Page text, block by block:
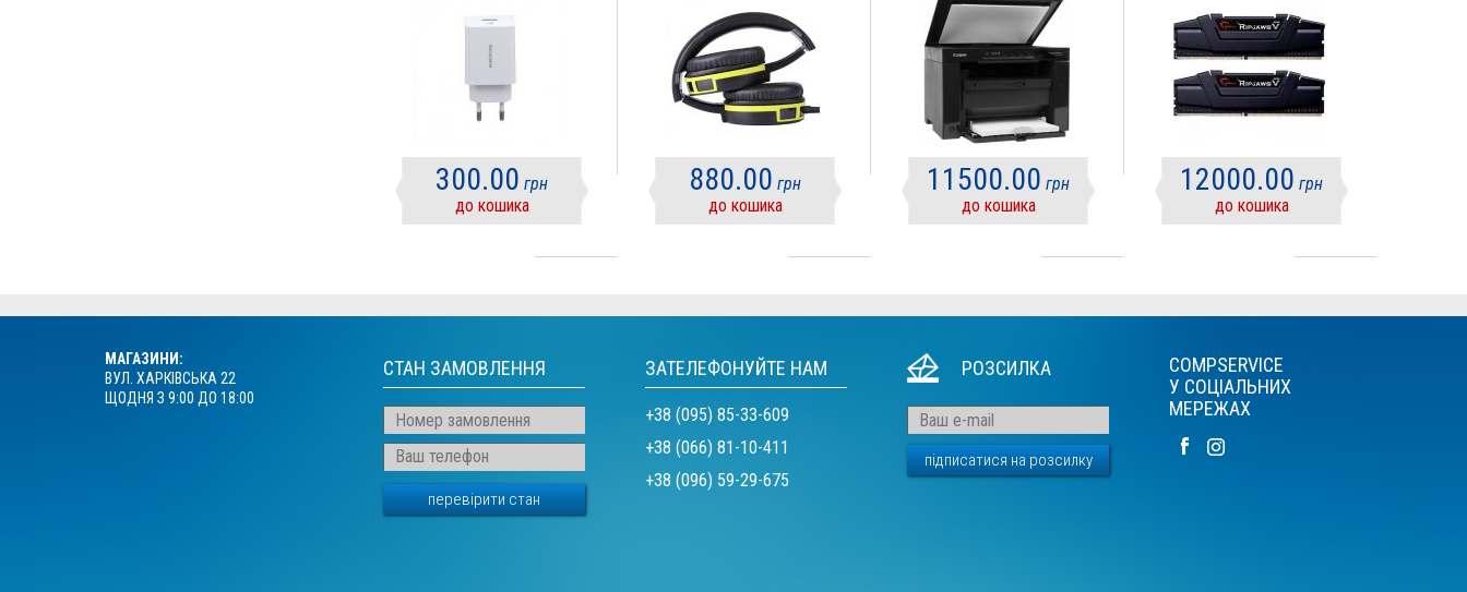
300.00 грн
до кошика
880.00 грн
до кошика
11500.00 грн
до кошика
12000.00 грн
до кошика
МАГАЗИНИ:
ВУЛ. ХАРКІВСЬКА 22
ЩОДНЯ З 9:00 ДО 18:00
СТАН ЗАМОВЛЕННЯ ЗАТЕЛЕФОНУЙТЕ НАМ
+38 (095) 85-33-609
+38 (066) 81-10-411
+38 (096) 59-29-675
РОЗСИЛКА
COMPSERVICE
У СОЦІАЛЬНИХ
МЕРЕЖАХ